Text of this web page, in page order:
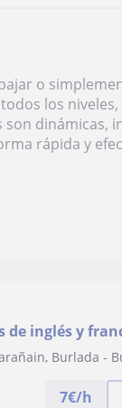
o
los
dinámicas,
rápida y
inglés y
Burlada -
7€/h